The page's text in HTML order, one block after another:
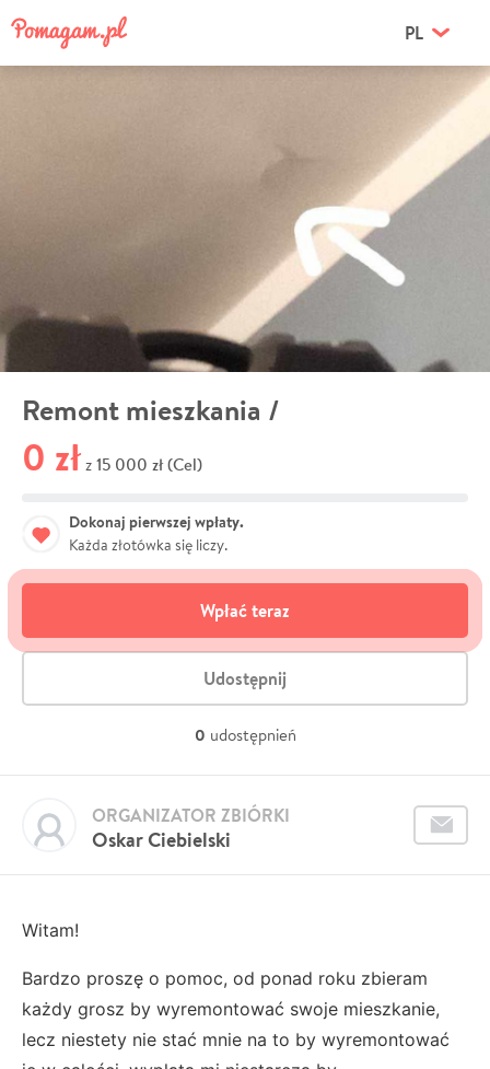
PL
Remont mieszkania /
0 zł z 15 000 zł (Cel)
Dokonaj pierwszej wpłaty.
Każda złotówka się liczy.
Wpłać teraz
Udostępnij
0 udostępnień
Oskar Ciebielski
ORGANIZATOR ZBIÓRKI
Witam!
Bardzo proszę o pomoc, od ponad roku zbieram
każdy grosz by wyremontować swoje mieszkanie,
lecz niestety nie stać mnie na to by wyremontować